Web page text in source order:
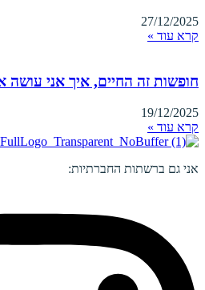
27/12/2025
קרא עוד »
חופשות זה החיים, איך אני עושה
19/12/2025
קרא עוד »
אני גם ברשתות החברתיות: